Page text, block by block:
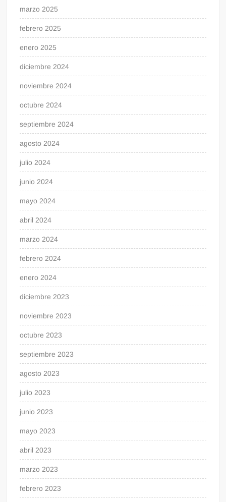
marzo 2025
febrero 2025
enero 2025
diciembre 2024
noviembre 2024
octubre 2024
septiembre 2024
agosto 2024
julio 2024
junio 2024
mayo 2024
abril 2024
marzo 2024
febrero 2024
enero 2024
diciembre 2023
noviembre 2023
octubre 2023
septiembre 2023
agosto 2023
julio 2023
junio 2023
mayo 2023
abril 2023
marzo 2023
febrero 2023